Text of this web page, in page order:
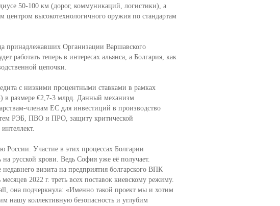
50-100 км (дорог, коммуникаций, логистики), а
центром высокотехнологичного оружия по стандартам
принадлежавших Организации Варшавского
работать теперь в интересах альянса, а Болгария, как
цепочки.
с низкими процентными ставками в рамках
в размере €2,7-3 млрд. Данный механизм
членам ЕС для инвестиций в производство
РЭБ, ПВО и ПРО, защиту критической
Участие в этих процессах Болгарии
русской крови. Ведь София уже её получает.
визита на предприятия болгарского ВПК
2022 г. треть всех поставок киевскому режиму.
она подчеркнула: «Именно такой проект мы и хотим
нашу коллективную безопасность и углубим